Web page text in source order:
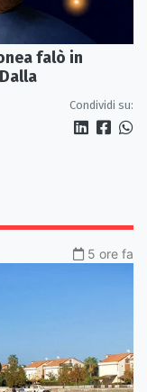
falò in
Condividi su:
5 ore fa